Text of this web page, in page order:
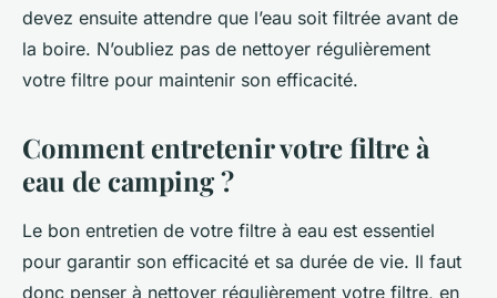
devez ensuite attendre que l’eau soit filtrée avant de
la boire. N’oubliez pas de nettoyer régulièrement
votre filtre pour maintenir son efficacité.
Comment entretenir votre filtre à
eau de camping ?
Le bon entretien de votre filtre à eau est essentiel
pour garantir son efficacité et sa durée de vie. Il faut
donc penser à nettoyer régulièrement votre filtre, en